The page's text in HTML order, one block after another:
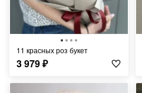
11 красных роз букет
3 979₽